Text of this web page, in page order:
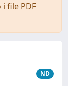
file PDF
ND